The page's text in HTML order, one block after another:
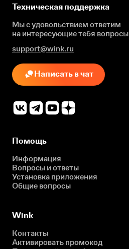
Техническая поддержка
Мы с удовольствием ответим
на интересующиетебя вопросы
support@wink.ru
Написать в чат
Помощь
Информация
Вопросы и ответы
Установка приложения
Общие вопросы
Wink
Контакты
Активировать промокод